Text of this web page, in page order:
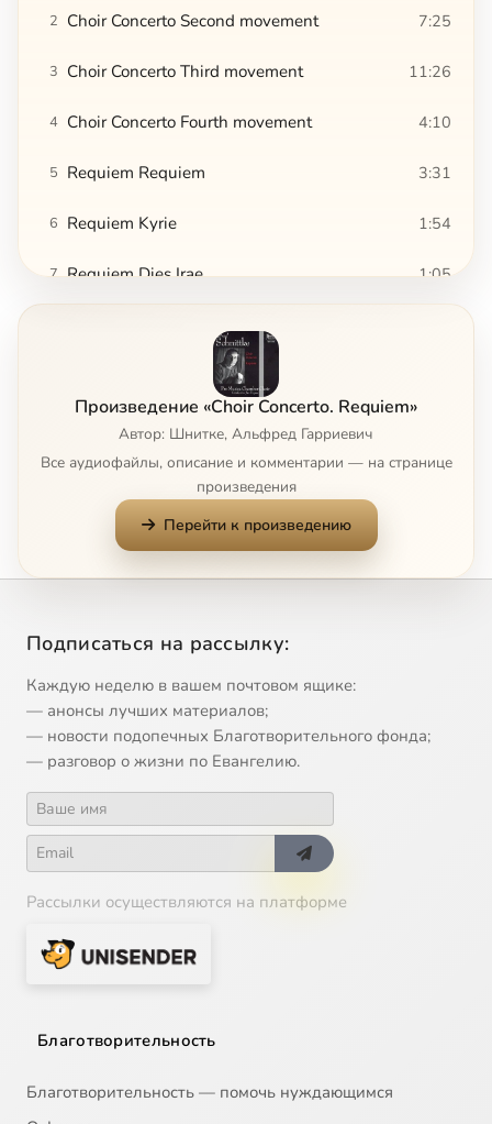
2 Choir Concerto Second movement 7:25
3 Choir Concerto Third movement 11:26
4 Choir Concerto Fourth movement 4:10
5 Requiem Requiem 3:31
6 Requiem Kyrie 1:54
7 Requiem Dies Irae 1:05
Requiem Rex tremendae
Requiem Recordare
Requiem Lacrimosa 2:34
Requiem Domine Jesu
13 Requiem Hostias 0:59
15 Requiem Benedictus
16 Requiem Agnus Dei 2:17 Сейчас
18 Requiem Requiem
Произведение «Choir Concerto. Requiem»
Автор: Шнитке, Альфред Гарриевич
Все аудиофайлы, описание и комментарии — на странице
произведения
Перейти к произведению
Подписаться на рассылку:
Каждую неделю в вашем почтовом ящике:
— анонсы лучших материалов;
— новости подопечных Благотворительного фонда;
— разговор о жизни по Евангелию.
Рассылки осуществляются на платформе
Благотворительность
Благотворительность — помочь нуждающимся